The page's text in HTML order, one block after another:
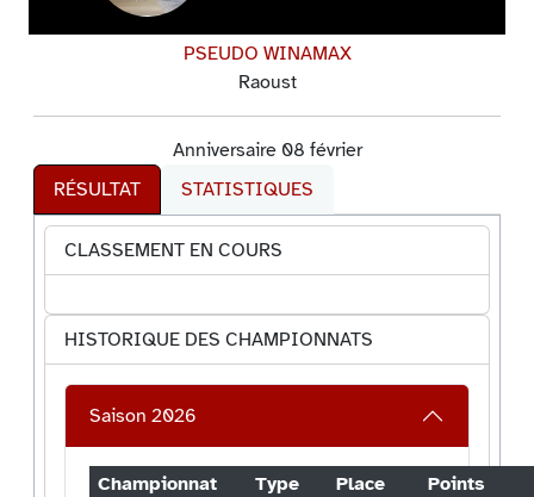
PSEUDO WINAMAX
Raoust
Anniversaire 08 février
RÉSULTAT
STATISTIQUES
CLASSEMENT EN COURS
HISTORIQUE DES CHAMPIONNATS
Saison 2026
Championnat Type Place
Points